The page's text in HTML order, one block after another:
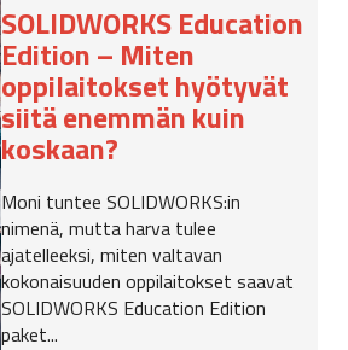
SOLIDWORKS Education
Edition – Miten
oppilaitokset hyötyvät
siitä enemmän kuin
koskaan?
Moni tuntee SOLIDWORKS:in
nimenä, mutta harva tulee
ajatelleeksi, miten valtavan
kokonaisuuden oppilaitokset saavat
SOLIDWORKS Education Edition
paket...